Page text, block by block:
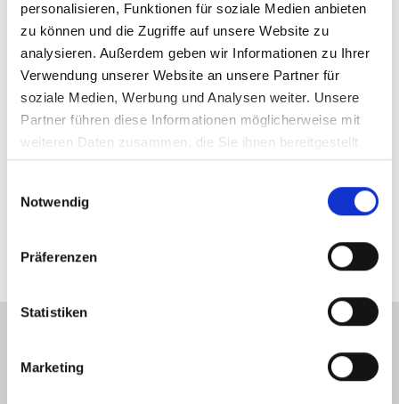
personalisieren, Funktionen für soziale Medien anbieten
zu können und die Zugriffe auf unsere Website zu
analysieren. Außerdem geben wir Informationen zu Ihrer
Verwendung unserer Website an unsere Partner für
soziale Medien, Werbung und Analysen weiter. Unsere
Partner führen diese Informationen möglicherweise mit
weiteren Daten zusammen, die Sie ihnen bereitgestellt
haben oder die sie im Rahmen Ihrer Nutzung der Dienste
Notwendig
Präferenzen
Statistiken
Marketing
www.diakonie-guestrow.de/jobs
verwendete Tags:
Kommentare